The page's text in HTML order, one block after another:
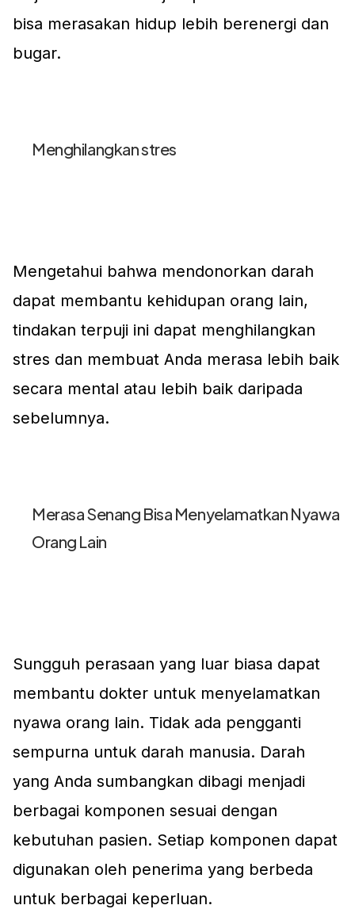
bisa merasakan hidup lebih berenergi dan
bugar.
Menghilangkan stres
Mengetahui bahwa mendonorkan darah
dapat membantu kehidupan orang lain,
tindakan terpuji ini dapat menghilangkan
stres dan membuat Anda merasa lebih baik
secara mental atau lebih baik daripada
sebelumnya.
Merasa Senang Bisa Menyelamatkan Nyawa
Orang Lain
Sungguh perasaan yang luar biasa dapat
membantu dokter untuk menyelamatkan
nyawa orang lain. Tidak ada pengganti
sempurna untuk darah manusia. Darah
yang Anda sumbangkan dibagi menjadi
berbagai komponen sesuai dengan
kebutuhan pasien. Setiap komponen dapat
digunakan oleh penerima yang berbeda
untuk berbagai keperluan.